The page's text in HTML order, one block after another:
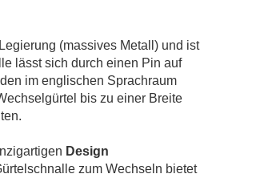
(massives Metall) und ist
lässt sich durch einen Pin auf
im englischen Sprachraum
bis zu einer Breite
Design
zum Wechseln bietet